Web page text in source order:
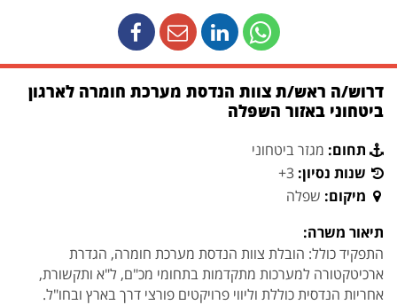
דרוש/ה ראש/ת צוות הנדסת מערכת חומרה לארגון
ביטחוני באזור השפלה
תחום: מגזר ביטחוני
שנות נסיון: 3+
מיקום: שפלה
תיאור משרה:
התפקיד כולל: הובלת צוות הנדסת מערכת חומרה, הגדרת
ארכיטקטורה למערכות מתקדמות בתחומי מכ"ם, ל"א ותקשורת,
אחריות הנדסית כוללת וליווי פרויקטים פורצי דרך בארץ ובחו"ל.